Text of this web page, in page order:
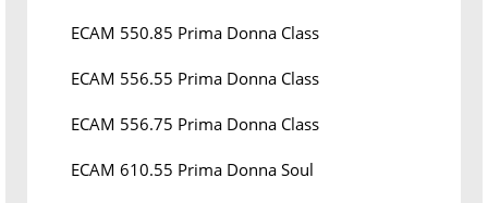
ECAM 550.85 Prima Donna Class
ECAM 556.55 Prima Donna Class
ECAM 556.75 Prima Donna Class
ECAM 610.55 Prima Donna Soul